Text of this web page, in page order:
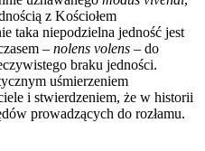
z Kościołem
taka niepodzielna jedność jest
– nolens volens – do
braku jedności.
uśmierzeniem
i stwierdzeniem, że w historii
prowadzących do rozłamu.